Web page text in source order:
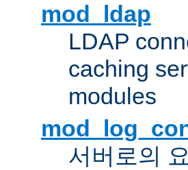
mod_ldap
LDAP
caching
modules
서버로의